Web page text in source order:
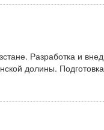
Разработка и
долины.